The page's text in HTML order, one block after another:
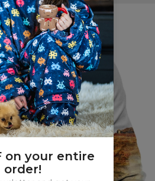
on your entire
order!